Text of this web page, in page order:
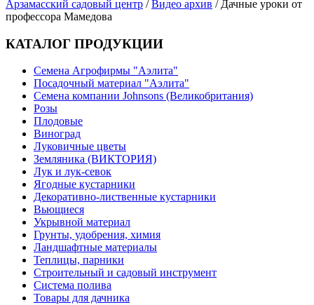
Арзамасский садовый центр /Видео архив / Дачные уроки от
профессора Мамедова
КАТАЛОГ ПРОДУКЦИИ
Семена Агрофирмы "Аэлита"
Посадочный материал "Аэлита"
Семена компании Johnsons (Великобритания)
Розы
Плодовые
Виноград
Луковичные цветы
Земляника (ВИКТОРИЯ)
Лук и лук-севок
Ягодные кустарники
Декоративно-лиственные кустарники
Вьющиеся
Укрывной материал
Грунты, удобрения, химия
Ландшафтные материалы
Теплицы, парники
Строительный и садовый инструмент
Система полива
Товары для дачника